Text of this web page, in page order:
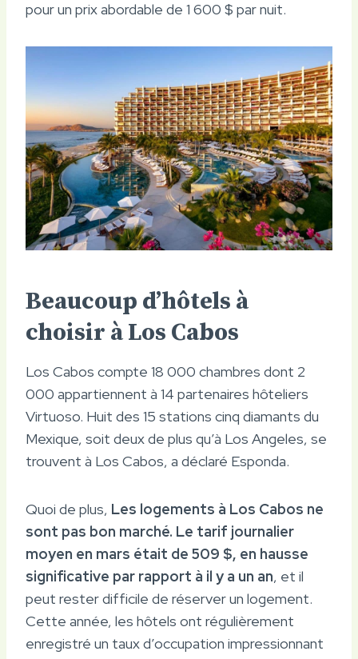
pour un prix abordable de 1 600 $ par nuit.
Beaucoup d’hôtels à
choisir à Los Cabos
Los Cabos compte 18 000 chambres dont 2
000 appartiennent à 14 partenaires hôteliers
Virtuoso. Huit des 15 stations cinq diamants du
Mexique, soit deux de plus qu’à Los Angeles, se
trouvent à Los Cabos, a déclaré Esponda.
Quoi de plus, Les logements à Los Cabos ne
sont pas bon marché. Le tarif journalier
moyen en mars était de 509 $, en hausse
significative par rapport à il y a un an, et il
peut rester difficile de réserver un logement.
Cette année, les hôtels ont régulièrement
enregistré un taux d’occupation impressionnant